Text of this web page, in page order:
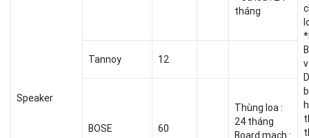
Speaker
tháng
Tannoy 12
BOSE 60
Thùng loa :
24 tháng